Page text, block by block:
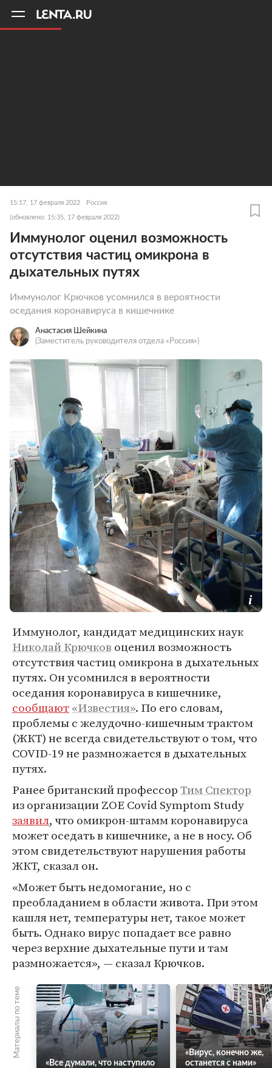
15:17, 17 февраля 2022 Россия
(обновлено: 15:35, 17 февраля 2022)
Иммунолог оценил возможность
отсутствия частиц омикрона в
дыхательных путях
Иммунолог Крючков усомнился в вероятности
оседания коронавируса в кишечнике
Анастасия Шейкина
(Заместитель руководителя отдела «Россия»)
Иммунолог, кандидат медицинских наук
Николай Крючков оценил возможность
отсутствия частиц омикрона в дыхательных
путях. Он усомнился в вероятности
оседания коронавируса в кишечнике,
сообщают«Известия». По его словам,
проблемы с желудочно-кишечным трактом
(ЖКТ) не всегда свидетельствуют о том, что
COVID-19 не размножается в дыхательных
путях.
Ранее британский профессорТим Спектор
из организации ZOE Covid Symptom Study
заявил, что омикрон-штамм коронавируса
может оседать в кишечнике, а не в носу. Об
этом свидетельствуют нарушения работы
ЖКТ, сказал он.
«Может быть недомогание, но с
преобладанием в области живота. При этом
кашля нет, температуры нет, такое может
быть. Однако вирус попадает все равно
через верхние дыхательные пути и там
размножается», — сказал Крючков.
Материалы по теме
«Все думали, что наступило
«Вирус, конечно же,
останется с нами»